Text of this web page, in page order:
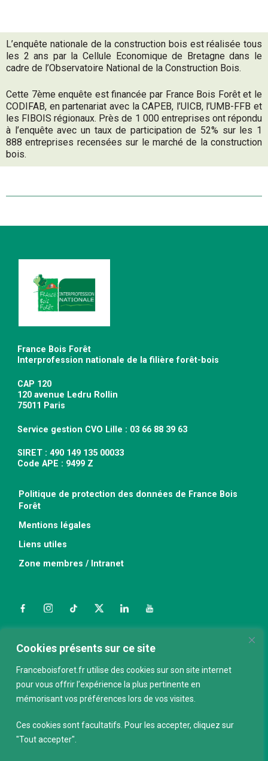
Cookies présents sur ce site
Franceboisforet.fr utilise des cookies sur son site internet
pour vous offrir l’expérience la plus pertinente en
mémorisant vos préférences lors de vos visites.
Ces cookies sont facultatifs. Pour les accepter, cliquez sur
"Tout accepter".
L’enquête nationale de la construction bois est réalisée tous
les 2 ans par la Cellule Economique de Bretagne dans le
cadre de l’Observatoire National de la Construction Bois.
Cette 7ème enquête est ﬁnancée par France Bois Forêt et le
CODIFAB, en partenariat avec la CAPEB, l’UICB, l’UMB-FFB et
les FIBOIS régionaux. Près de 1 000 entreprises ont répondu
à l’enquête avec un taux de participation de 52% sur les 1
888 entreprises recensées sur le marché de la construction
bois.
France Bois Forêt
Interprofession nationale de la filière forêt-bois
CAP 120
120 avenue Ledru Rollin
75011 Paris
Service gestion CVO Lille : 03 66 88 39 63
SIRET : 490 149 135 00033
Code APE : 9499 Z
Politique de protection des données de France Bois
Forêt
Mentions légales
Liens utiles
Zone membres / Intranet
FacebookInstagramTikTokTwitterLinkedInYouTube
Nous contacter
ABONNEZ-VOUS À LA NEWSLETTER
E-mail*